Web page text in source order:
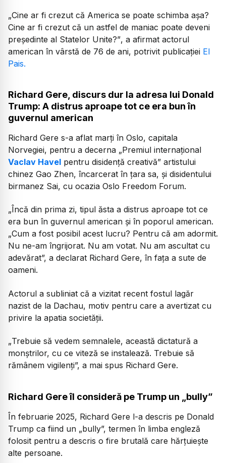
„Cine ar fi crezut că America se poate schimba aşa?
Cine ar fi crezut că un astfel de maniac poate deveni
preşedinte al Statelor Unite?”, a afirmat actorul
american în vârstă de 76 de ani, potrivit publicației El
Pais.
Richard Gere, discurs dur la adresa lui Donald
Trump: A distrus aproape tot ce era bun în
guvernul american
Richard Gere s-a aflat marți în Oslo, capitala
Norvegiei, pentru a decerna „Premiul internaţional
Vaclav Havel pentru disidenţă creativă” artistului
chinez Gao Zhen, încarcerat în ţara sa, şi disidentului
birmanez Sai, cu ocazia Oslo Freedom Forum.
„Încă din prima zi, tipul ăsta a distrus aproape tot ce
era bun în guvernul american şi în poporul american.
„Cum a fost posibil acest lucru? Pentru că am adormit.
Nu ne-am îngrijorat. Nu am votat. Nu am ascultat cu
adevărat”, a declarat Richard Gere, în faţa a sute de
oameni.
Actorul a subliniat că a vizitat recent fostul lagăr
nazist de la Dachau, motiv pentru care a avertizat cu
privire la apatia societății.
„Trebuie să vedem semnalele, această dictatură a
monștrilor, cu ce viteză se instalează. Trebuie să
rămânem vigilenţi”, a mai spus Richard Gere.
Richard Gere îl consideră pe Trump un „bully”
În februarie 2025, Richard Gere l-a descris pe Donald
Trump ca fiind un „bully”, termen în limba engleză
folosit pentru a descris o fire brutală care hărţuieşte
alte persoane.